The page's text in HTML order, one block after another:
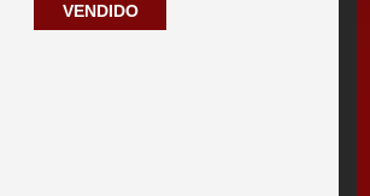
VENDIDO